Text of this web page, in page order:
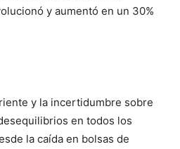
y aumentó en un 30%
y la incertidumbre sobre
en todos los
la caída en bolsas de